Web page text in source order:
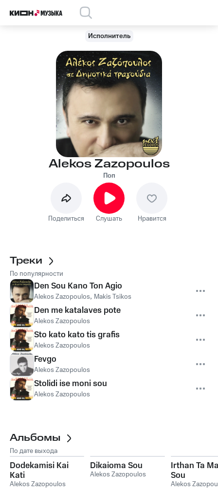
Исполнитель
Alekos Zazopoulos
Поп
Поделиться Слушать Нравится
Треки
По популярности
Den Sou Kano Ton Agio
Alekos Zazopoulos, Makis Tsikos
Den me katalaves pote
Alekos Zazopoulos
Sto kato kato tis grafis
Alekos Zazopoulos
Fevgo
Alekos Zazopoulos
Stolidi ise moni sou
Alekos Zazopoulos
Альбомы
По дате выхода
Dodekamisi Kai
Kati
Alekos Zazopoulos
Dikaioma Sou
Alekos Zazopoulos
Irthan Ta
Sou
Alekos